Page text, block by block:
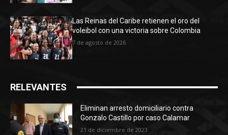
Las Reinas del Caribe retienen el oro del
voleibol con una victoria sobre Colombia
7 de agosto de 2026
RELEVANTES
Eliminan arresto domiciliario contra
Gonzalo Castillo por caso Calamar
21 de diciembre de 2023